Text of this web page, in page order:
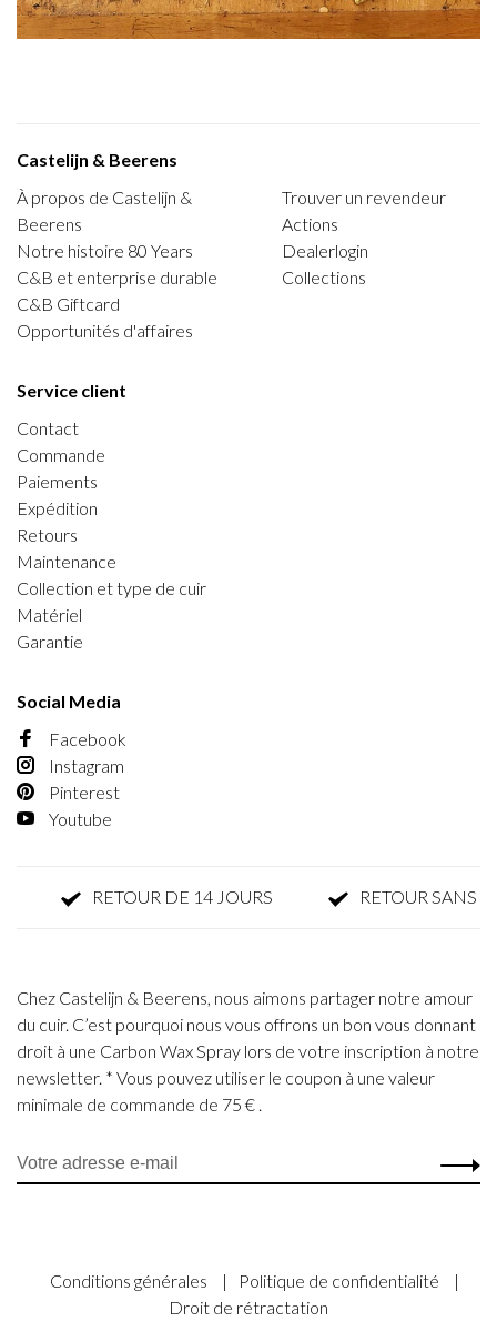
Castelijn & Beerens
À propos de Castelijn &
Beerens
Notre histoire 80 Years
C&B et enterprise durable
C&B Giftcard
Opportunités d'affaires
Trouver un revendeur
Actions
Dealerlogin
Collections
Service client
Contact
Commande
Paiements
Expédition
Retours
Maintenance
Collection et type de cuir
Matériel
Garantie
Social Media
Facebook
Instagram
Pinterest
Youtube
RETOUR DE 14 JOURS RETOUR SANS
Chez Castelijn & Beerens, nous aimons partager notre amour
du cuir. C’est pourquoi nous vous offrons un bon vous donnant
droit à une Carbon Wax Spray lors de votre inscription à notre
newsletter. * Vous pouvez utiliser le coupon à une valeur
minimale de commande de 75 € .
Conditions générales | Politique de confidentialité
|
Droit de rétractation